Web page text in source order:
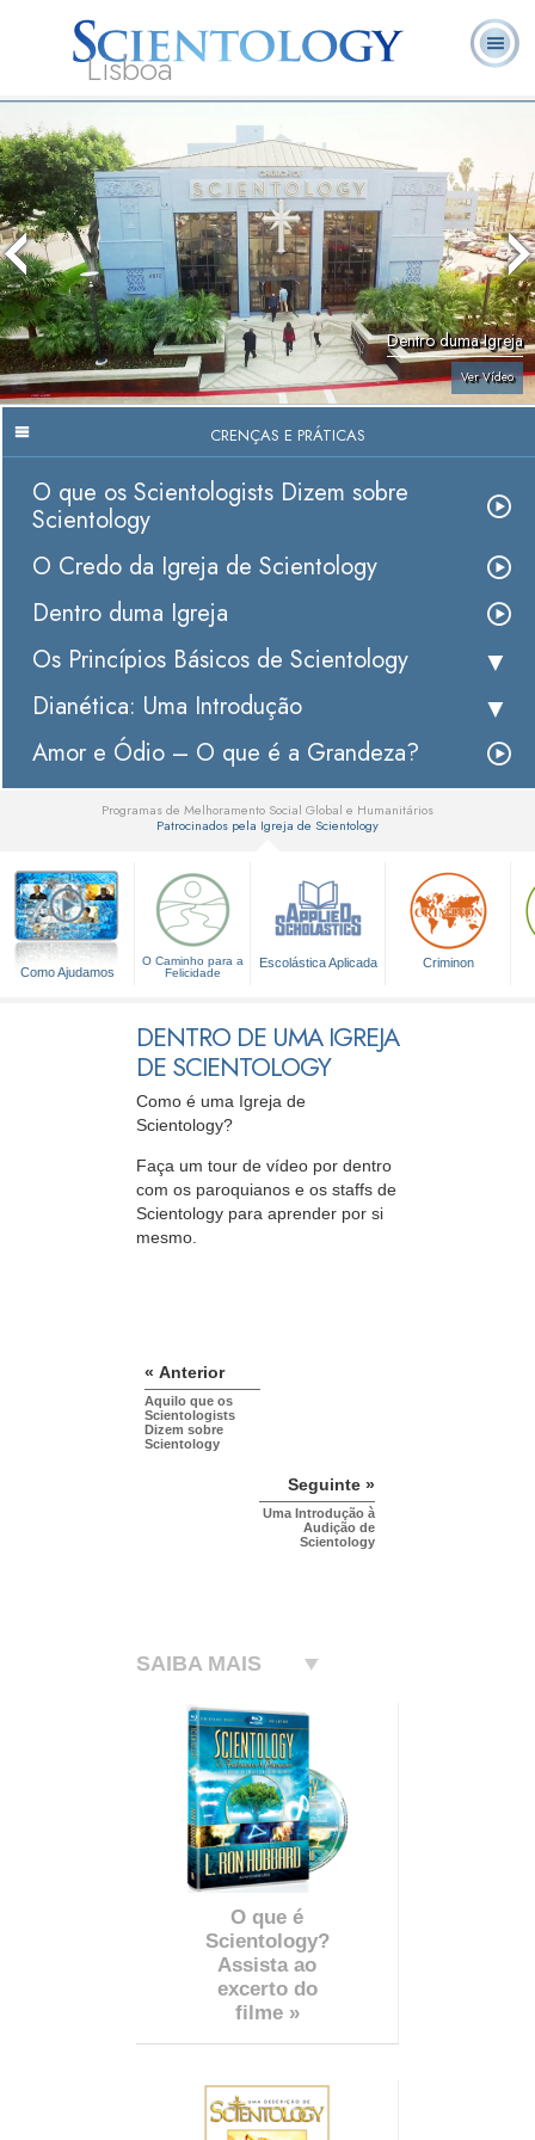
Lisboa
Hubbard
Voluntários
Dentro duma Igreja
Ver Vídeo
CRENÇAS E PRÁTICAS
O que os Scientologists Dizem sobre
Scientology
O Credo da Igreja de Scientology
Dentro duma Igreja
Os Princípios Básicos de Scientology
Dianética: Uma Introdução
Amor e Ódio – O que é a Grandeza?
Programas de Melhoramento Social Global e Humanitários
Patrocinados pela Igreja de Scientology
Como Ajudamos
O Caminho para a
Felicidade
Escolástica Aplicada Criminon
DENTRO DE UMA IGREJA
DE SCIENTOLOGY
Como é uma Igreja de
Scientology?
Faça um tour de vídeo por dentro
com os paroquianos e os staffs de
Scientology para aprender por si
mesmo.
« Anterior
Aquilo que os
Scientologists
Dizem sobre
Scientology
Seguinte »
Uma Introdução à
Audição de
Scientology
SAIBA MAIS
O que é
Scientology?
Assista ao
excerto do
filme »